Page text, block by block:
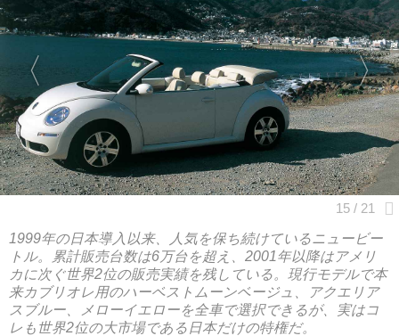
1999年の日本導入以来、人気を保ち続けているニュービー
トル。累計販売台数は6万台を超え、2001年以降はアメリ
カに次ぐ世界2位の販売実績を残している。現行モデルで本
来カブリオレ用のハーベストムーンベージュ、アクエリア
スブルー、メローイエローを全車で選択できるが、実はコ
レも世界2位の大市場である日本だけの特権だ。